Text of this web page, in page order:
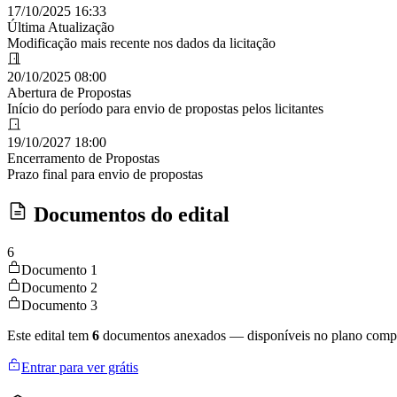
17/10/2025 16:33
Última Atualização
Modificação mais recente nos dados da licitação
20/10/2025 08:00
Abertura de Propostas
Início do período para envio de propostas pelos licitantes
19/10/2027 18:00
Encerramento de Propostas
Prazo final para envio de propostas
Documentos do edital
6
Documento 1
Documento 2
Documento 3
Este edital tem 6 documentos anexados — disponíveis no plano
Entrar para ver grátis